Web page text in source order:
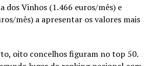
dos Vinhos (1.466 euros/mês) e
mês) a apresentar os valores mais
oito concelhos figuram no top 50.